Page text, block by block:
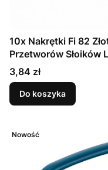
10x Nakrętki Fi 82
Przetworów Słoików
Cena
3,84 zł
Do koszyka
Nowość